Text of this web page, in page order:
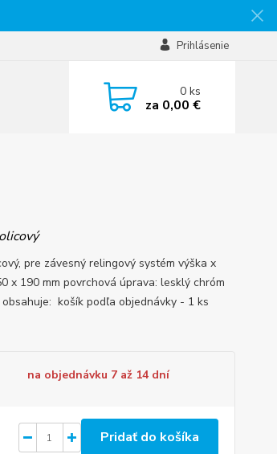
Prihlásenie
0ks
za 0,00 €
pre závesný relingový systém výška x
x 190 mm povrchová úprava: lesklý chróm
košík podľa objednávky - 1 ks
na objednávku 7 až 14 dní
Pridať do košíka